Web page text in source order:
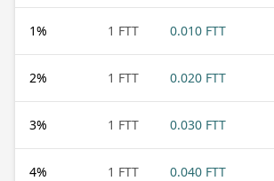
1% 1 FTT 0.010 FTT
2% 1 FTT 0.020 FTT
3% 1 FTT 0.030 FTT
4% 1 FTT 0.040 FTT